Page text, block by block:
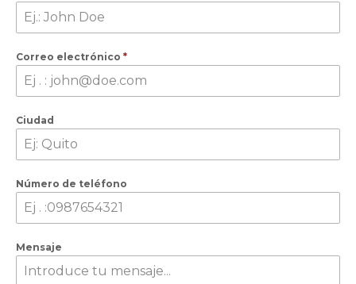
Correo electrónico *
Ciudad
Número de teléfono
Mensaje